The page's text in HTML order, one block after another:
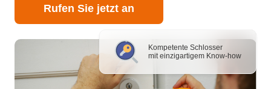
Kompetente Schlosser
mit einzigartigem Know-how
Rufen Sie jetzt an